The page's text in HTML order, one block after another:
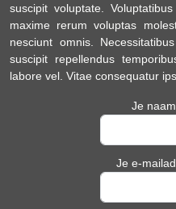
suscipit voluptate.
maxime rerum voluptas
nesciunt omnis.
suscipit repellendus
labore vel. Vitae consequatur
Je
Je e-